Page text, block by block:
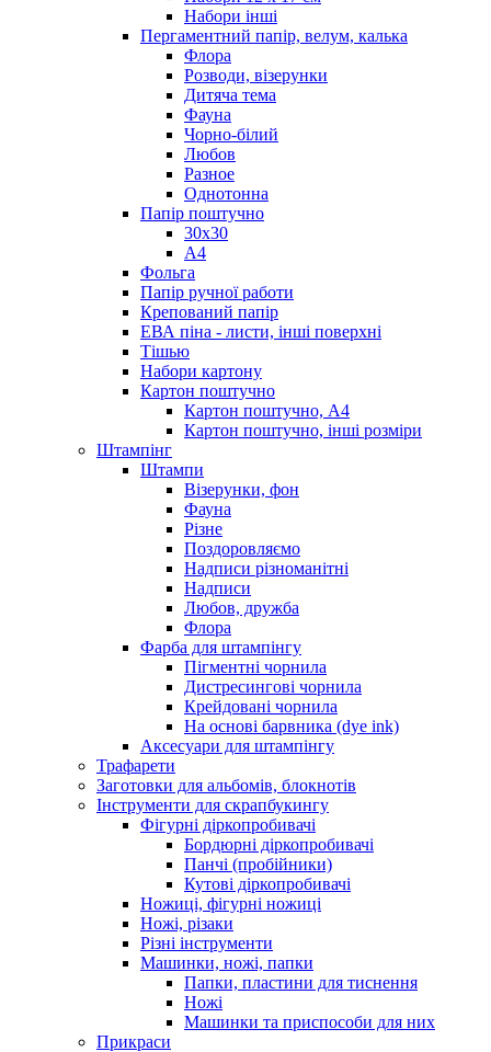
Набори інші
Пергаментний папір, велум, калька
Флора
Розводи, візерунки
Дитяча тема
Фауна
Чорно-білий
Любов
Разное
Однотонна
Папір поштучно
30х30
А4
Фольга
Папір ручної работи
Крепований папір
ЕВА піна - листи, інші поверхні
Тішью
Набори картону
Картон поштучно
Картон поштучно, А4
Картон поштучно, інші розміри
Штампінг
Штампи
Візерунки, фон
Фауна
Різне
Поздоровляємо
Надписи різноманітні
Надписи
Любов, дружба
Флора
Фарба для штампінгу
Пігментні чорнила
Дистресингові чорнила
Крейдовані чорнила
На основі барвника (dye ink)
Аксесуари для штампінгу
Трафарети
Заготовки для альбомів, блокнотів
Інструменти для скрапбукингу
Фігурні діркопробивачі
Бордюрні діркопробивачі
Панчі (пробійники)
Кутові діркопробивачі
Ножиці, фігурні ножиці
Ножі, різаки
Різні інструменти
Машинки, ножі, папки
Папки, пластини для тиснення
Ножі
Машинки та приспособи для них
Прикраси